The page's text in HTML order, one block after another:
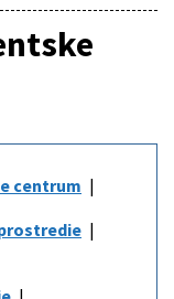
centrum